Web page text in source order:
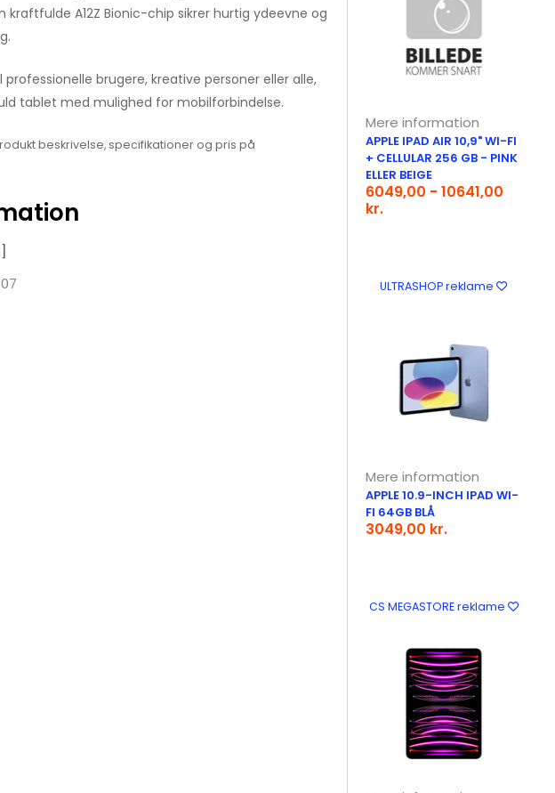
kraftfulde A12Z Bionic-chip sikrer hurtig ydeevne og
professionelle brugere, kreative personer eller alle,
tablet med mulighed for mobilforbindelse.
beskrivelse, specifikationer og pris på
Mere information
APPLE IPAD AIR 10,9" WI-FI
+ CELLULAR 256 GB - PINK
ELLER BEIGE
6049,00 - 10641,00
kr.
ULTRASHOP reklame
Mere information
APPLE 10.9-INCH IPAD WI-
FI 64GB BLÅ
3049,00 kr.
CS MEGASTORE reklame